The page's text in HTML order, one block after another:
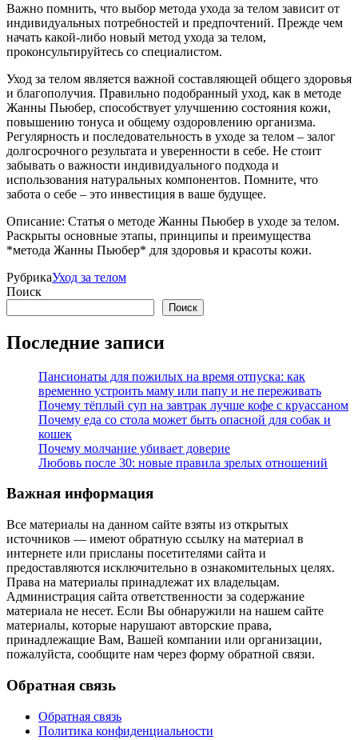
Важно помнить, что выбор метода ухода за телом зависит от
индивидуальных потребностей и предпочтений. Прежде чем
начать какой-либо новый метод ухода за телом,
проконсультируйтесь со специалистом.
Уход за телом является важной составляющей общего здоровья
и благополучия. Правильно подобранный уход, как в методе
Жанны Пьюбер, способствует улучшению состояния кожи,
повышению тонуса и общему оздоровлению организма.
Регулярность и последовательность в уходе за телом ‒ залог
долгосрочного результата и уверенности в себе. Не стоит
забывать о важности индивидуального подхода и
использования натуральных компонентов. Помните, что
забота о себе – это инвестиция в ваше будущее.
Описание: Статья о методе Жанны Пьюбер в уходе за телом.
Раскрыты основные этапы, принципы и преимущества
*метода Жанны Пьюбер* для здоровья и красоты кожи.
РубрикаУход за телом
Поиск
Поиск
Последние записи
Пансионаты для пожилых на время отпуска: как
временно устроить маму или папу и не переживать
Почему тёплый суп на завтрак лучше кофе с круассаном
Почему еда со стола может быть опасной для собак и
кошек
Почему молчание убивает доверие
Любовь после 30: новые правила зрелых отношений
Важная информация
Все материалы на данном сайте взяты из открытых
источников — имеют обратную ссылку на материал в
интернете или присланы посетителями сайта и
предоставляются исключительно в ознакомительных целях.
Права на материалы принадлежат их владельцам.
Администрация сайта ответственности за содержание
материала не несет. Если Вы обнаружили на нашем сайте
материалы, которые нарушают авторские права,
принадлежащие Вам, Вашей компании или организации,
пожалуйста, сообщите нам через форму обратной связи.
Обратная связь
Обратная связь
Политика конфиденциальности